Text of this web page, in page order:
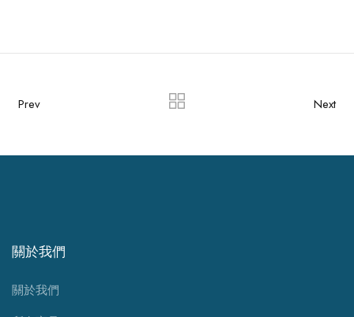
Prev Next
關於我們
關於我們